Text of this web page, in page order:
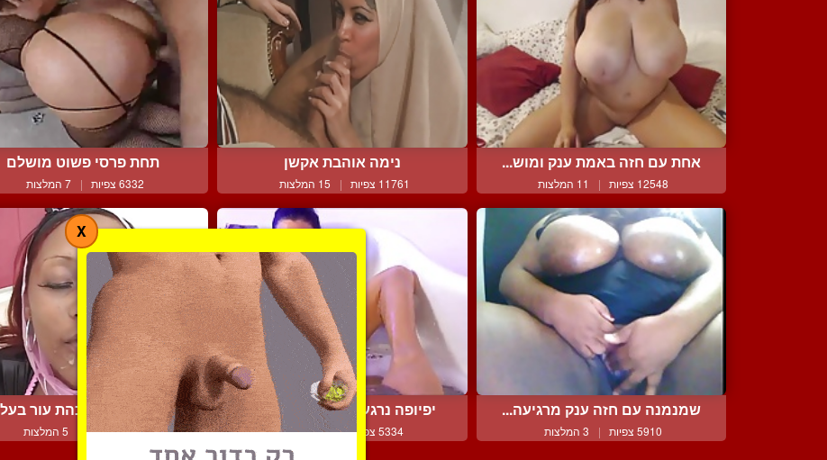
אחת עם חזה באמת ענק ומוש...
12548 צפיות | 11 המלצות
נימה אוהבת אקשן
11761 צפיות | 15 המלצות
תחת פרסי פשוט מושלם
6332 צפיות | 7 המלצות
שמנמנה עם חזה ענק מרגיעה...
5910 צפיות | 3 המלצות
יפיופה נרגעת לה בהנאה בא...
5334 צפיות | 7 המלצות
מוסלמית יפה וכהת עור
14691 צפיות 5 המלצות
X